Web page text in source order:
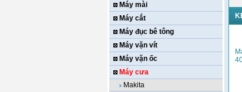
Máy mài
Máy cắt
Máy đục bê tông
Máy vặn vít
Máy vặn ốc
Máy cưa
Makita